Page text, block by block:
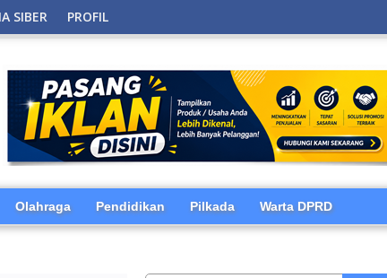
SIBER PROFIL
Olahraga Pendidikan Pilkada Warta DPRD